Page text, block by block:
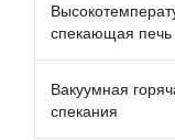
спекающая печь
Вакуумная
спекания